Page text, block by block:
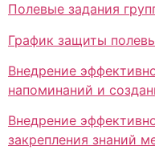
Полевые задания
График защиты
Внедрение
напоминаний и
Внедрение
закрепления знаний